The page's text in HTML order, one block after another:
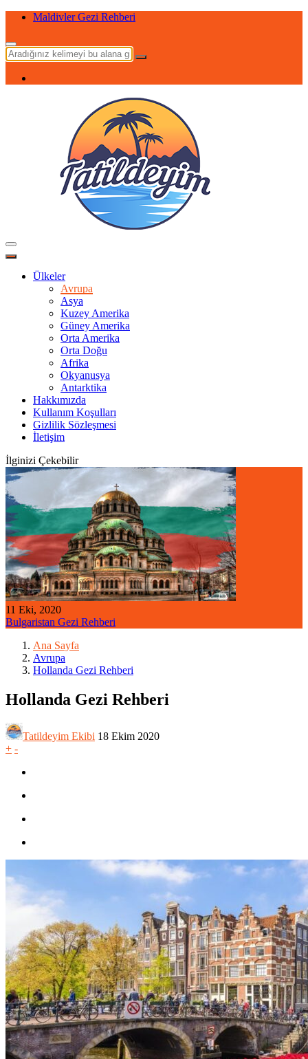
Maldivler Gezi Rehberi
Ülkeler
Avrupa
Asya
Kuzey Amerika
Güney Amerika
Orta Amerika
Orta Doğu
Afrika
Okyanusya
Antarktika
Hakkımızda
Kullanım Koşulları
Gizlilik Sözleşmesi
İletişim
İlginizi Çekebilir
11 Eki, 2020
Bulgaristan Gezi Rehberi
Ana Sayfa
Avrupa
Hollanda Gezi Rehberi
Hollanda Gezi Rehberi
Tatildeyim Ekibi 18 Ekim 2020
+ -